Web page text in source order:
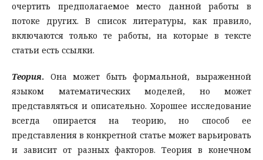
очертить предполагаемое место данной работы в
потоке других. В список литературы, как правило,
включаются только те работы, на которые в тексте
статьи есть ссылки.
Теория. Она может быть формальной, выраженной
языком математических моделей, но может
представляться и описательно. Хорошее исследование
всегда опирается на теорию, но способ ее
представления в конкретной статье может варьировать
и зависит от разных факторов. Теория в конечном